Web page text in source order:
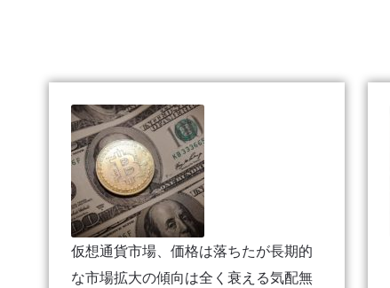
仮想通貨市場、価格は落ちたが長期的
な市場拡大の傾向は全く衰える気配無